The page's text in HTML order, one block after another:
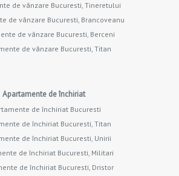
de vânzare Bucuresti, Tineretului
de vânzare Bucuresti, Brancoveanu
de vânzare Bucuresti, Berceni
de vânzare Bucuresti, Titan
Apartamente de închiriat
de închiriat Bucuresti
de închiriat Bucuresti, Titan
de închiriat Bucuresti, Unirii
de închiriat Bucuresti, Militari
de închiriat Bucuresti, Dristor